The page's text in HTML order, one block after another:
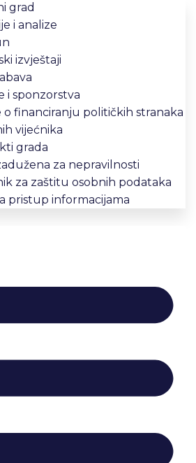
grad
i analize
izvještaji
i sponzorstva
o financiranju političkih stranaka
vijećnika
grada
za nepravilnosti
za zaštitu osobnih podataka
pristup informacijama